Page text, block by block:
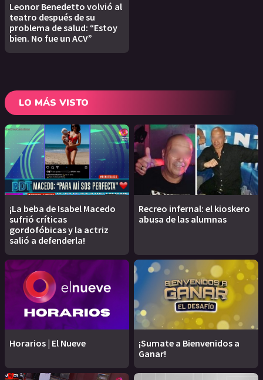
Leonor Benedetto volvió al
teatro después de su
problema de salud: “Estoy
bien. No fue un ACV”
LO MÁS VISTO
¡La beba de Isabel Macedo
sufrió críticas
gordofóbicas y la actriz
salió a defenderla!
Recreo infernal: el kioskero
abusa de las alumnas
Horarios | El Nueve
¡Sumate a Bienvenidos a
Ganar!